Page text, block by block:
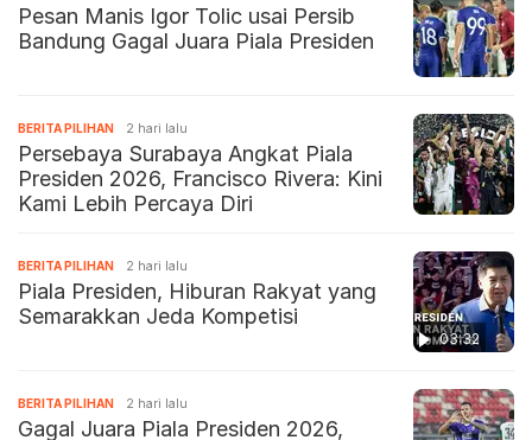
Pesan Manis Igor Tolic usai Persib
Bandung Gagal Juara Piala Presiden
BERITA PILIHAN 2 hari lalu
Persebaya Surabaya Angkat Piala
Presiden 2026, Francisco Rivera: Kini
Kami Lebih Percaya Diri
03:32
BERITA PILIHAN 2 hari lalu
Piala Presiden, Hiburan Rakyat yang
Semarakkan Jeda Kompetisi
BERITA PILIHAN 2 hari lalu
Gagal Juara Piala Presiden 2026,